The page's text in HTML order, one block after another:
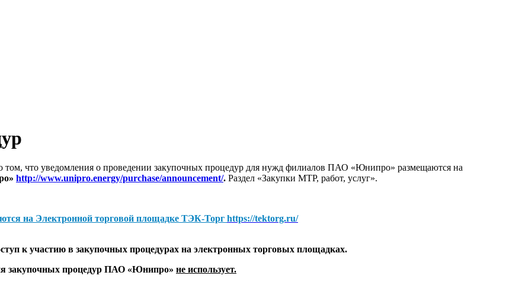
что уведомления о проведении закупочных процедур для нужд филиалов ПАО «Юнипро» размещаются на
http://www.unipro.energy/purchase/announcement/. Раздел «Закупки МТР, работ, услуг».
на Электронной торговой площадке ТЭК-Торг https://tektorg.ru/
к участию в закупочных процедурах на электронных торговых площадках.
закупочных процедур ПАО «Юнипро» не использует.